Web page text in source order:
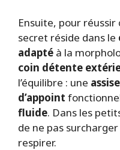
Ensuite, pour
secret réside dans le
adapté à la
coin détente
l’équilibre : une
d’appoint
fluide. Dans les
de ne pas surcharger
respirer.